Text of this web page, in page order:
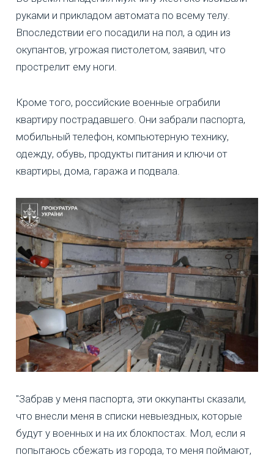
руками и прикладом автомата по всему телу.
Впоследствии его посадили на пол, а один из
окупантов, угрожая пистолетом, заявил, что
прострелит ему ноги.
Кроме того, российские военные ограбили
квартиру пострадавшего. Они забрали паспорта,
мобильный телефон, компьютерную технику,
одежду, обувь, продукты питания и ключи от
квартиры, дома, гаража и подвала.
"Забрав у меня паспорта, эти оккупанты сказали,
что внесли меня в списки невыездных, которые
будут у военных и на их блокпостах. Мол, если я
попытаюсь сбежать из города, то меня поймают,